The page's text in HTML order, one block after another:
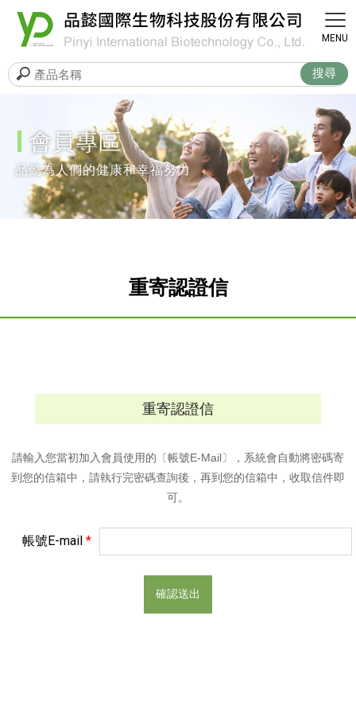
會員專區
重寄認證信
重寄認證信
請輸入您當初加入會員使用的〔帳號E-Mail〕，系統會自動將密碼寄
到您的信箱中，請執行完密碼查詢後，再到您的信箱中，收取信件即
可。
帳號E-mail *